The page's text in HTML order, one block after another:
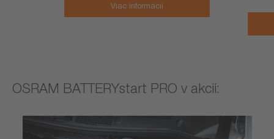
Viac informácií
OSRAM BATTERYstart PRO v akcii: